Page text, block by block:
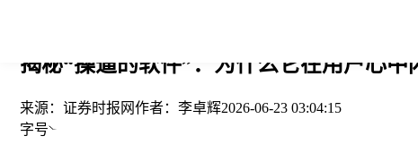
揭秘“操逼的软件”：为什么它在用户心
来源： 证券时报网作者： 李卓辉2026-06-23 03:04:15
字号